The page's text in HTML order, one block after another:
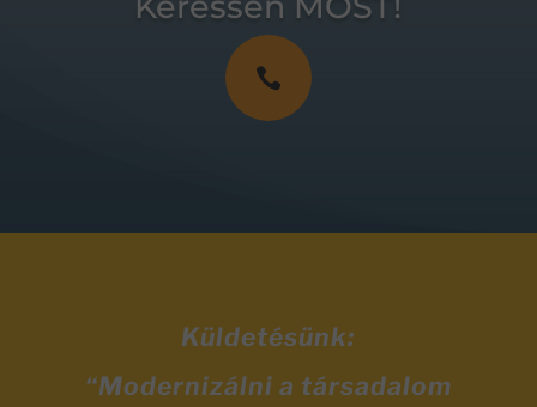

Küldetésünk:
“Modernizálni a társadalom